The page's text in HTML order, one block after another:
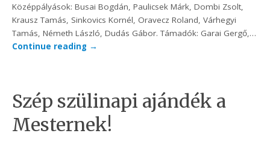
Középpályások: Busai Bogdán, Paulicsek Márk, Dombi Zsolt,
Krausz Tamás, Sinkovics Kornél, Oravecz Roland, Várhegyi
Tamás, Németh László, Dudás Gábor. Támadók: Garai Gergő,…
Continue reading →
Szép szülinapi ajándék a
Mesternek!